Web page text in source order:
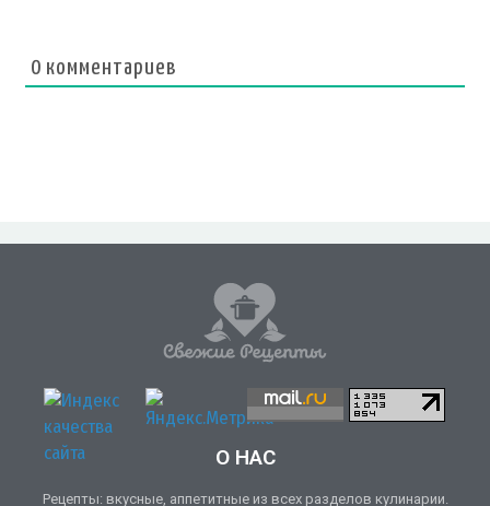
0 комментариев
О НАС
Рецепты: вкусные, аппетитные из всех разделов кулинарии.